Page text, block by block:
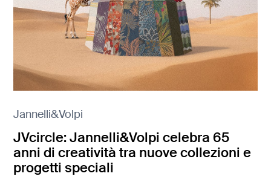
Jannelli&Volpi
JVcircle: Jannelli&Volpi celebra 65
anni di creatività tra nuove collezioni e
progetti speciali